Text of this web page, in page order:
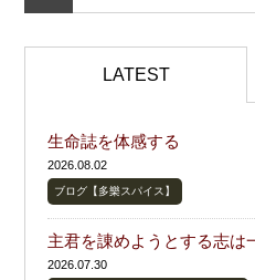
LATEST
生命誌を体感する
2026.08.02
ブログ【多樂スパイス】
主君を諌めようとする志は
2026.07.30